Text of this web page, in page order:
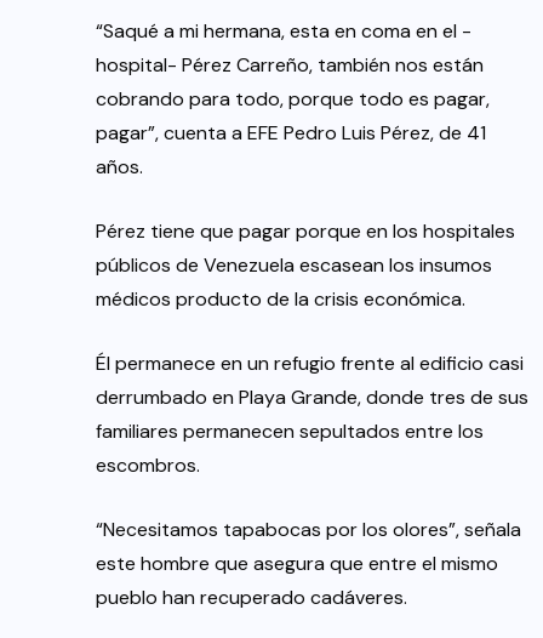
“Saqué a mi hermana, esta en coma en el -
hospital- Pérez Carreño, también nos están
cobrando para todo, porque todo es pagar,
pagar”, cuenta a EFE Pedro Luis Pérez, de 41
años.
Pérez tiene que pagar porque en los hospitales
públicos de Venezuela escasean los insumos
médicos producto de la crisis económica.
Él permanece en un refugio frente al edificio casi
derrumbado en Playa Grande, donde tres de sus
familiares permanecen sepultados entre los
escombros.
“Necesitamos tapabocas por los olores”, señala
este hombre que asegura que entre el mismo
pueblo han recuperado cadáveres.